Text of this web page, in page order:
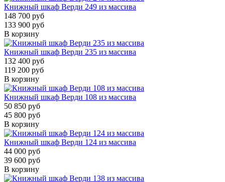
Книжный шкаф Верди 249 из массива
148 700 руб
133 900 руб
В корзину
Книжный шкаф Верди 235 из массива
132 400 руб
119 200 руб
В корзину
Книжный шкаф Верди 108 из массива
50 850 руб
45 800 руб
В корзину
Книжный шкаф Верди 124 из массива
44 000 руб
39 600 руб
В корзину